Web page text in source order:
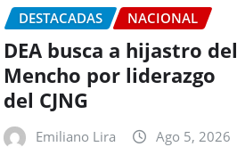
DESTACADAS NACIONAL
DEA busca a hijastro del
Mencho por liderazgo
del CJNG
Emiliano Lira Ago 5, 2026